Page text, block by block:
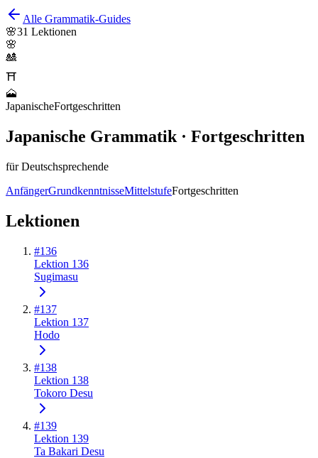
Alle Grammatik-Guides
🌸31 Lektionen
🌸
🎎
⛩️
🗻
JapanischeFortgeschritten
Japanische Grammatik · Fortgeschritten
für Deutschsprechende
AnfängerGrundkenntnisseMittelstufeFortgeschritten
Lektionen
#136
Lektion 136
Sugimasu
#137
Lektion 137
Hodo
#138
Lektion 138
Tokoro Desu
#139
Lektion 139
Ta Bakari Desu